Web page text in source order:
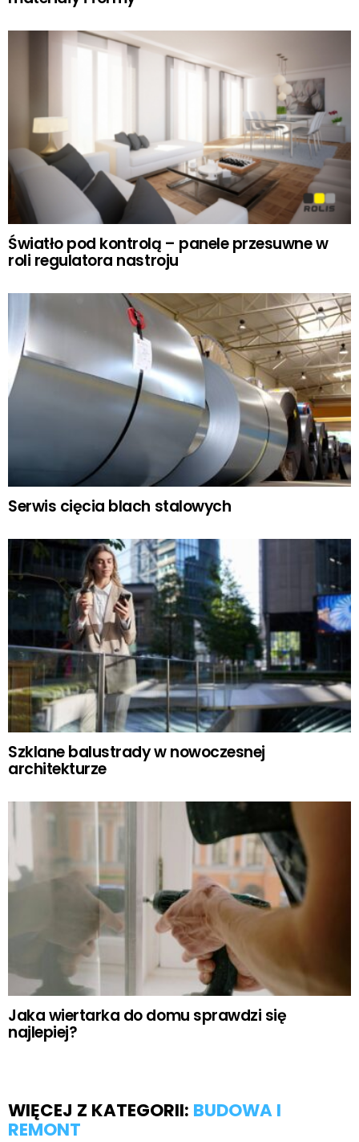
Światło pod kontrolą – panele przesuwne w
roli regulatora nastroju
Serwis cięcia blach stalowych
Szklane balustrady w nowoczesnej
architekturze
Jaka wiertarka do domu sprawdzi się
najlepiej?
WIĘCEJ Z KATEGORII: BUDOWA I
REMONT